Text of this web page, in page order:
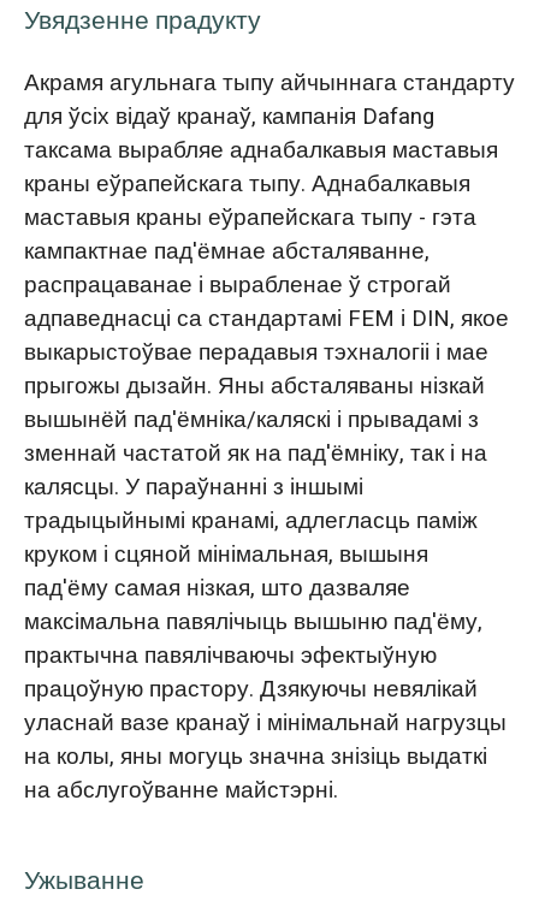
Увядзенне прадукту
Акрамя агульнага тыпу айчыннага стандарту
для ўсіх відаў кранаў, кампанія Dafang
таксама вырабляе аднабалкавыя маставыя
краны еўрапейскага тыпу. Аднабалкавыя
маставыя краны еўрапейскага тыпу - гэта
кампактнае пад'ёмнае абсталяванне,
распрацаванае і вырабленае ў строгай
адпаведнасці са стандартамі FEM і DIN, якое
выкарыстоўвае перадавыя тэхналогіі і мае
прыгожы дызайн. Яны абсталяваны нізкай
вышынёй пад'ёмніка/каляскі і прывадамі з
зменнай частатой як на пад'ёмніку, так і на
калясцы. У параўнанні з іншымі
традыцыйнымі кранамі, адлегласць паміж
круком і сцяной мінімальная, вышыня
пад'ёму самая нізкая, што дазваляе
максімальна павялічыць вышыню пад'ёму,
практычна павялічваючы эфектыўную
працоўную прастору. Дзякуючы невялікай
уласнай вазе кранаў і мінімальнай нагрузцы
на колы, яны могуць значна знізіць выдаткі
на абслугоўванне майстэрні.
Ужыванне